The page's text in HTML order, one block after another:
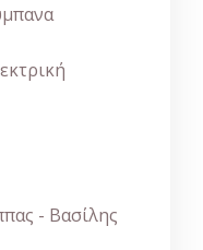
- Βασίλης